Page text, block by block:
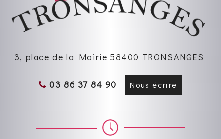
3, place de la Mairie 58400 TRONSANGES
03 86 37 84 90 Nous écrire